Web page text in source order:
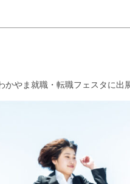
やま就職・転職フェスタに出